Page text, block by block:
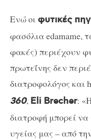
Ενώ οι φυτικές
φασόλια edamame,
φακές) περιέχουν
πρωτεΐνης δεν
διατροφολόγος και
360, Eli Brecher:
διατροφή μπορεί να
υγείας μας – από